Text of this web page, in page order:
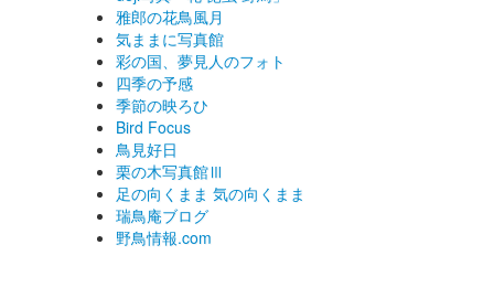
雅郎の花鳥風月
気ままに写真館
彩の国、夢見人のフォト
四季の予感
季節の映ろひ
Bird Focus
鳥見好日
栗の木写真館Ⅲ
足の向くまま 気の向くまま
瑞鳥庵ブログ
野鳥情報.com